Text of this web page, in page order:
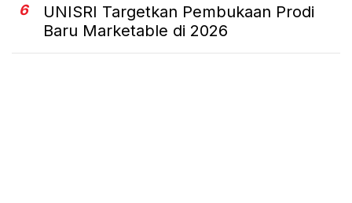
6
UNISRI Targetkan Pembukaan Prodi
Baru Marketable di 2026